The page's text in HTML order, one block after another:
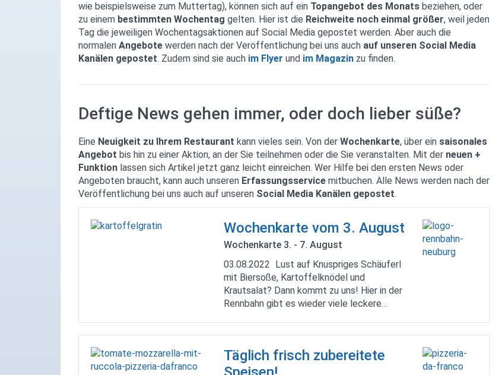
wie beispielsweise zum Muttertag), können sich auf ein Topangebot des Monats beziehen, oder
zu einem bestimmten Wochentag gelten. Hier ist die Reichweite noch einmal größer, weil jeden
Tag die jeweiligen Wochentagsaktionen auf Social Media gepostet werden. Aber auch die
normalen Angebote werden nach der Veröffentlichung bei uns auch auf unseren Social Media
Kanälen gepostet. Zudem sind sie auch im Flyer und im Magazin zu finden.
Deftige News gehen immer, oder doch lieber süße?
Eine Neuigkeit zu Ihrem Restaurant kann vieles sein. Von der Wochenkarte, über ein saisonales
Angebot bis hin zu einer Aktion, an der Sie teilnehmen oder die Sie veranstalten. Mit der neuen +
Funktion lassen sich Artikel jetzt ganz leicht einreichen. Wer Hilfe bei den ersten News oder
Angeboten braucht, kann auch unseren Erfassungsservice mitbuchen. Alle News werden nach der
Veröffentlichung bei uns auch auf unseren Social Media Kanälen gepostet.
Wochenkarte vom 3. August
Wochenkarte 3. - 7. August
03.08.2022 Lust auf Knuspriges Schäuferl
mit Biersoße, Kartoffelknödel und
Krautsalat? Dann kommt zu uns! Hier in der
Rennbahn gibt es wieder viele leckere
Hähnchengeschnetzeltes mit Pilzrahmsoße,
Spätzle und buntem Gemüse oder
Täglich frisch zubereitete